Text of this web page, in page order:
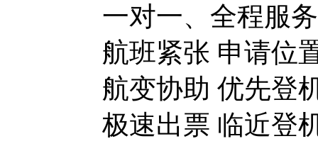
一对一、全程服
航班紧张 申请位
航变协助 优先登
极速出票 临近登